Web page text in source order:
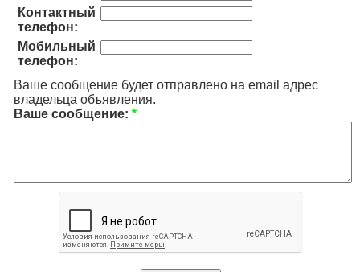
Контактный
телефон:
Мобильный
телефон:
Ваше сообщение будет отправлено на email адрес
владельца объявления.
Ваше сообщение: *